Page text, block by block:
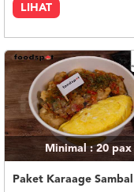
LIHAT
Minimal : 20 pax